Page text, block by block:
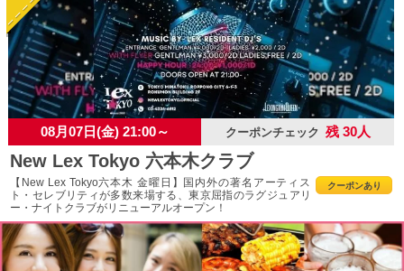
08月07日(金) 21:00～ クーポンチェック 残 30人
New Lex Tokyo 六本木クラブ
クーポンあり
【New Lex Tokyo六本木 金曜日】国内外の著名アーティス
ト・セレブリティが多数来場する、東京屈指のラグジュアリ
ー・ナイトクラブがリニューアルオープン！